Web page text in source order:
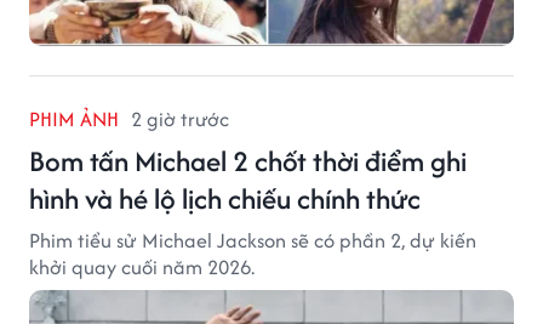
PHIM ẢNH 2 giờ trước
Bom tấn Michael 2 chốt thời điểm ghi
hình và hé lộ lịch chiếu chính thức
Phim tiểu sử Michael Jackson sẽ có phần 2, dự kiến
khởi quay cuối năm 2026.